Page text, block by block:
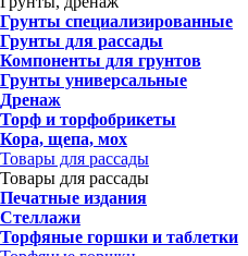
Грунты специализированные
Грунты для рассады
Компоненты для грунтов
Грунты универсальные
Дренаж
Торф и торфобрикеты
Кора, щепа, мох
Товары для рассады
Товары для рассады
Печатные издания
Стеллажи
Торфяные горшки и таблетки